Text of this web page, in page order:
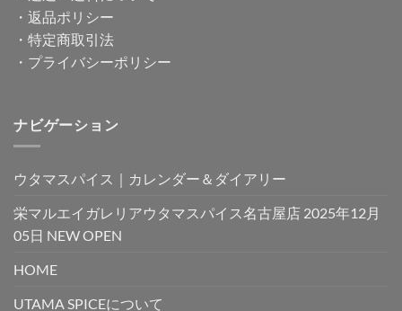
・ 返品ポリシー
・ 特定商取引法
・ プライバシーポリシー
ナビゲーション
ウタマスパイス｜カレンダー＆ダイアリー
栄マルエイガレリアウタマスパイス名古屋店 2025年12月
05日 NEW OPEN
HOME
UTAMA SPICEについて